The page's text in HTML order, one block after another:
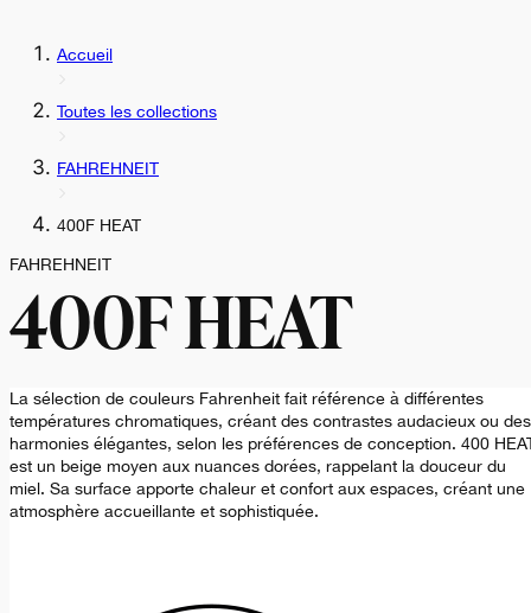
Accueil
Toutes les collections
FAHREHNEIT
400F HEAT
FAHREHNEIT
400F HEAT
La sélection de couleurs Fahrenheit fait référence à différentes
températures chromatiques, créant des contrastes audacieux ou des
harmonies élégantes, selon les préférences de conception. 400
est un beige moyen aux nuances dorées, rappelant la douceur du
miel. Sa surface apporte chaleur et confort aux espaces, créant une
atmosphère accueillante et sophistiquée.